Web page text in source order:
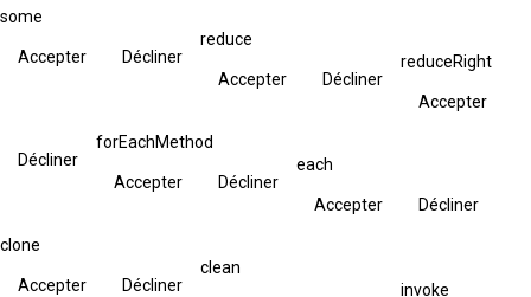
some
Accepter Décliner
reduce
Accepter Décliner
reduceRight
Accepter
Décliner
forEachMethod
Accepter Décliner
each
Accepter Décliner
clone
Accepter Décliner
clean
invoke